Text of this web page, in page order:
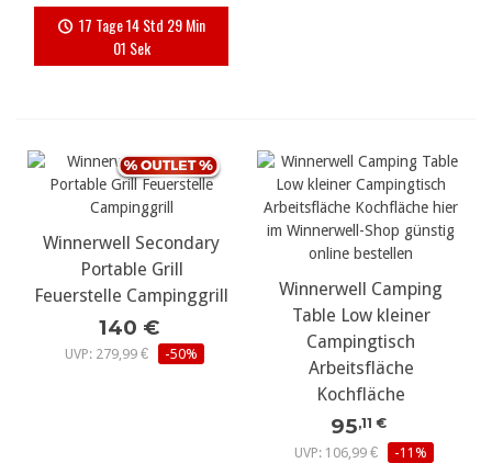
17 Tage 14 Std 29 Min
00 Sek
Winnerwell Secondary
Portable Grill
Feuerstelle Campinggrill
140 €
UVP: 279,99 € -50%
Winnerwell Camping
Table Low kleiner
Campingtisch
Arbeitsfläche
Kochfläche
95,11 €
UVP: 106,99 €
-11%